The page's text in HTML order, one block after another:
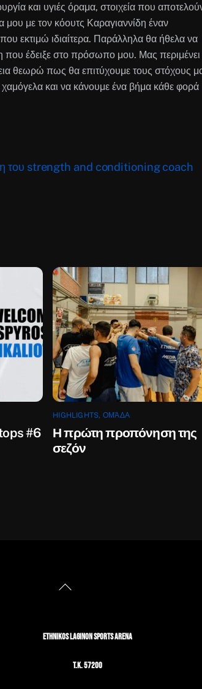
και υγιές όραμα, στοιχεία που
μου με τον κόουτς Καραγιαννίδη έναν
εκτιμώ ιδιαίτερα. Παράλληλα θα ήθελα να
που έδειξε στο πρόσωπο μου. Μας περιμένει
θεωρώ πως θα επιτύχουμε τους στόχους
και να κάνουμε ένα βήμα κάθε φορά
του strength and conditioning coach
#6
HIGHLIGHTS, ΟΜΆΔΑ
Η πρώτη προπόνηση της
σεζόν
Back
ETHNIKOS LAGINON SPORTS ARENA
T.K. 57200